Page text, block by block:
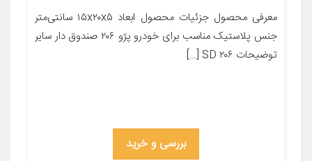
معرفی محصول جزئیات محصول ابعاد ۱۵x۲۰x۵ سانتی‌متر
جنس پلاستیک مناسب برای خودرو پژو ۲۰۶ صندوق دار سایر
توضیحات ۲۰۶ SD […]
بررسی و خرید